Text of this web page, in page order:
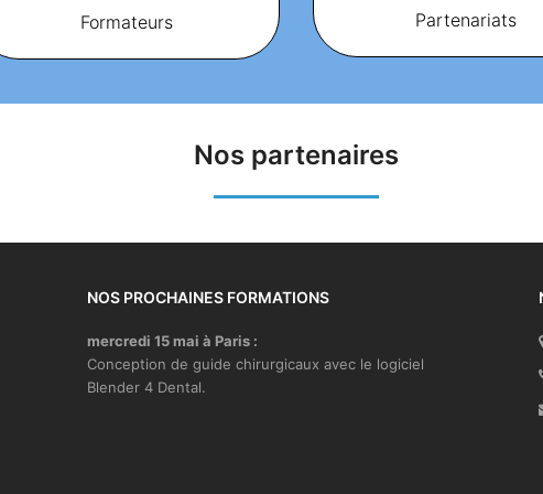
Formateurs Partenariats
Nos partenaires
NOS PROCHAINES FORMATIONS
mercredi 15 mai à Paris :
Conception de guide chirurgicaux avec le logiciel
Blender 4 Dental.